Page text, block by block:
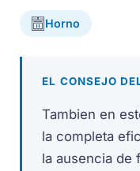
Horno
EL CONSEJO
Tambien en
la completa
la ausencia de